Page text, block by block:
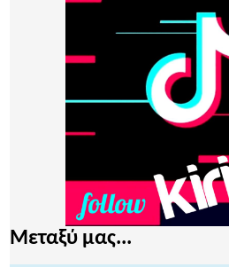
Μεταξύ μας...